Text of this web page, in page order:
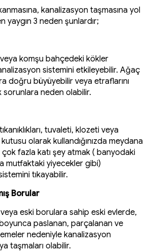
kanalizasyon taşmasına yol
yaygın 3 neden şunlardır;
komşu bahçedeki kökler
sistemini etkileyebilir. Ağaç
doğru büyüyebilir veya etraflarını
sorunlara neden olabilir.
tuvaleti, klozeti veya
olarak kullandığınızda meydana
fazla katı şey atmak ( banyodaki
mutfaktaki yiyecekler gibi)
tıkayabilir.
Borular
eski borulara sahip eski evlerde,
paslanan, parçalanan ve
nedeniyle kanalizasyon
taşmaları olabilir.